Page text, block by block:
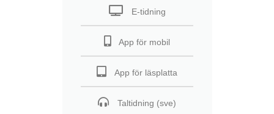
E-tidning
App för mobil
App för läsplatta
Taltidning (sve)